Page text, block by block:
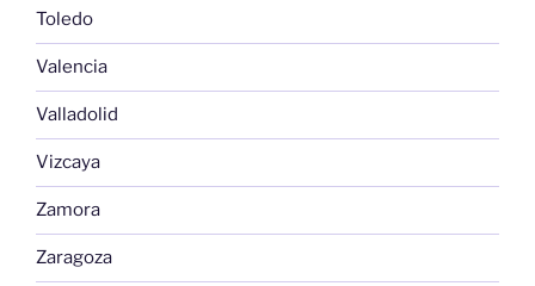
Toledo
Valencia
Valladolid
Vizcaya
Zamora
Zaragoza